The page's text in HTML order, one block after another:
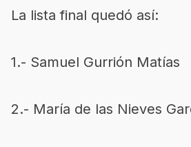
La lista final quedó así:
1.- Samuel Gurrión Matías
2.- María de las Nieves